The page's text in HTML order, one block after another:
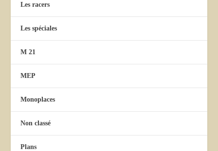
Les racers
Les spéciales
M 21
MEP
Monoplaces
Non classé
Plans